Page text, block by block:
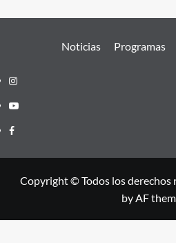
Noticias Programas
Instagram
Youtube
Facebook
Copyright © Todos los derechos
by AF